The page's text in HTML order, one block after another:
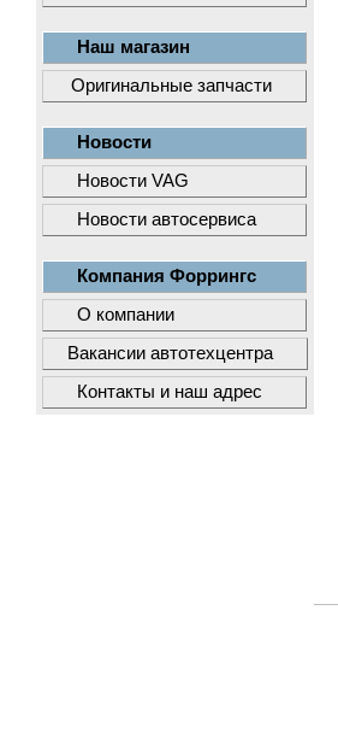
Наш магазин
Оригинальные запчасти
Новости
Новости VAG
Новости автосервиса
Компания Форрингс
О компании
Вакансии автотехцентра
Контакты и наш адрес